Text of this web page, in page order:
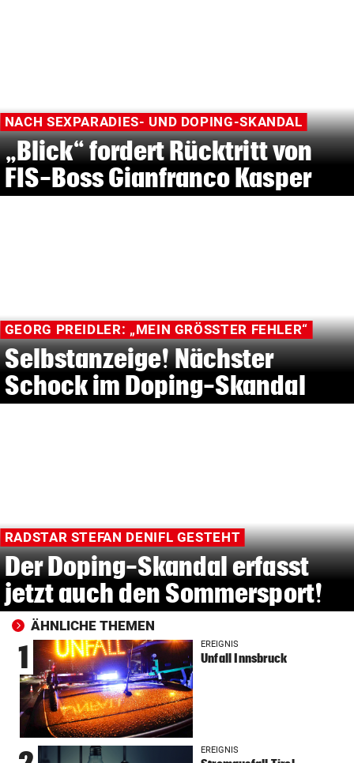
NACH SEXPARADIES- UND DOPING-SKANDAL
„Blick“ fordert Rücktritt von
FIS-Boss Gianfranco Kasper
GEORG PREIDLER: „MEIN GRÖSSTER FEHLER“
Selbstanzeige! Nächster
Schock im Doping-Skandal
RADSTAR STEFAN DENIFL GESTEHT
Der Doping-Skandal erfasst
jetzt auch den Sommersport!
ÄHNLICHE THEMEN
1 EREIGNIS
Unfall Innsbruck
EREIGNIS